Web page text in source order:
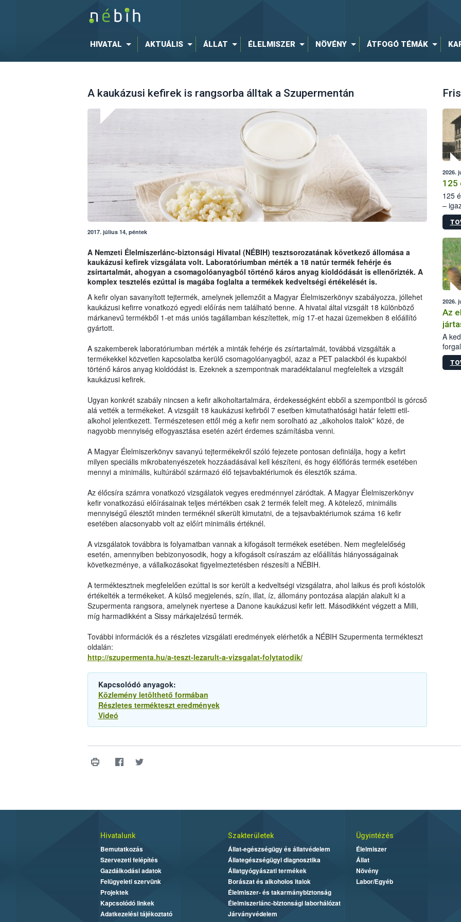
HIVATAL AKTUÁLIS ÁLLAT ÉLELMISZER NÖVÉNY ÁTFOGÓ TÉMÁK
A kaukázusi kefirek is rangsorba álltak a Szupermentán
2017. július 14, péntek
A Nemzeti Élelmiszerlánc-biztonsági Hivatal (NÉBIH) tesztsorozatának következő állomása a
kaukázusi kefirek vizsgálata volt. Laboratóriumban mérték a 18 natúr termék fehérje és
zsírtartalmát, ahogyan a csomagolóanyagból történő káros anyag kioldódását is ellenőrizték. A
komplex tesztelés ezúttal is magába foglalta a termékek kedveltségi értékelését is.
A kefir olyan savanyított tejtermék, amelynek jellemzőit a Magyar Élelmiszerkönyv szabályozza, jóllehet
kaukázusi kefirre vonatkozó egyedi előírás nem található benne. A hivatal által vizsgált 18 különböző
márkanevű termékből 1-et más uniós tagállamban készítettek, míg 17-et hazai üzemekben 8 előállító
gyártott.
A szakemberek laboratóriumban mérték a minták fehérje és zsírtartalmát, továbbá vizsgálták a
termékekkel közvetlen kapcsolatba kerülő csomagolóanyagból, azaz a PET palackból és kupakból
történő káros anyag kioldódást is. Ezeknek a szempontnak maradéktalanul megfeleltek a vizsgált
kaukázusi kefirek.
Ugyan konkrét szabály nincsen a kefir alkoholtartalmára, érdekességként ebből a szempontból is górcső
alá vették a termékeket. A vizsgált 18 kaukázusi kefirből 7 esetben kimutathatósági határ feletti etil-
alkohol jelentkezett. Természetesen ettől még a kefir nem sorolható az „alkoholos italok” közé, de
nagyobb mennyiség elfogyasztása esetén azért érdemes számításba venni.
A Magyar Élelmiszerkönyv savanyú tejtermékekről szóló fejezete pontosan definiálja, hogy a kefirt
milyen speciális mikrobatenyészetek hozzáadásával kell készíteni, és hogy élőflórás termék esetében
mennyi a minimális, kultúrából származó élő tejsavbaktériumok és élesztők száma.
Az élőcsíra számra vonatkozó vizsgálatok vegyes eredménnyel záródtak. A Magyar Élelmiszerkönyv
kefir vonatkozású előírásainak teljes mértékben csak 2 termék felelt meg. A kötelező, minimális
mennyiségű élesztőt minden terméknél sikerült kimutatni, de a tejsavbaktériumok száma 16 kefir
esetében alacsonyabb volt az előírt minimális értéknél.
A vizsgálatok továbbra is folyamatban vannak a kifogásolt termékek esetében. Nem megfelelőség
esetén, amennyiben bebizonyosodik, hogy a kifogásolt csíraszám az előállítás hiányosságainak
következménye, a vállalkozásokat figyelmeztetésben részesíti a NÉBIH.
A terméktesztnek megfelelően ezúttal is sor került a kedveltségi vizsgálatra, ahol laikus és profi kóstolók
értékelték a termékeket. A külső megjelenés, szín, illat, íz, állomány pontozása alapján alakult ki a
Szupermenta rangsora, amelynek nyertese a Danone kaukázusi kefir lett. Másodikként végzett a Milli,
míg harmadikként a Sissy márkajelzésű termék.
További információk és a részletes vizsgálati eredmények elérhetők a NÉBIH Szupermenta termékteszt
oldalán:
http://szupermenta.hu/a-teszt-lezarult-a-vizsgalat-folytatodik/
Kapcsolódó anyagok:
Közlemény letölthető formában
Részletes termékteszt eredmények
Videó
2026.
125
125
–
15.
2026.
Az
A
Hivatalunk
Bemutatkozás
Szervezeti felépítés
Gazdálkodási adatok
Felügyeleti szervünk
Projektek
Kapcsolódó linkek
Adatkezelési tájékoztató
Szakterületek
Állat-egészségügy és állatvédelem
Állategészségügyi diagnosztika
Állatgyógyászati termékek
Borászat és alkoholos italok
Élelmiszer- és takarmánybiztonság
Élelmiszerlánc-biztonsági laborhálózat
Járványvédelem
Ügyintézés
Élelmiszer
Állat
Növény
Labor/Egyéb